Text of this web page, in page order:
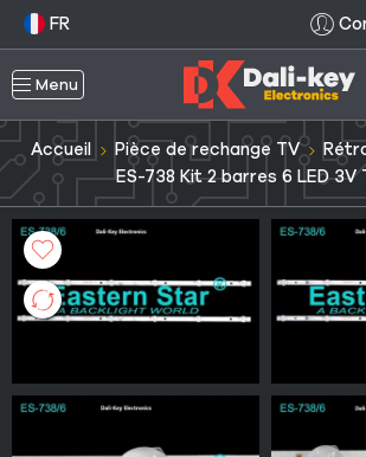
FR
Menu
Accueil Pièce de rechange TV
ES-738 Kit 2 barres 6 LED 3V